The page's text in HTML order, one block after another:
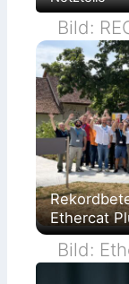
Bild:
Ethercat
Bild: